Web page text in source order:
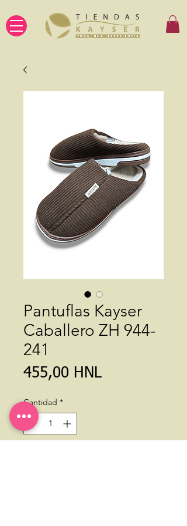
Pantuflas Kayser
Caballero ZH 944-
241
455,00 HNLPrecio
Cantidad *